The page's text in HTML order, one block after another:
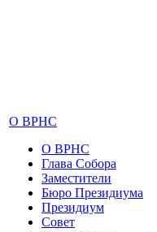
О ВРНС
О ВРНС
Глава Собора
Заместители
Бюро Президиума
Президиум
Совет